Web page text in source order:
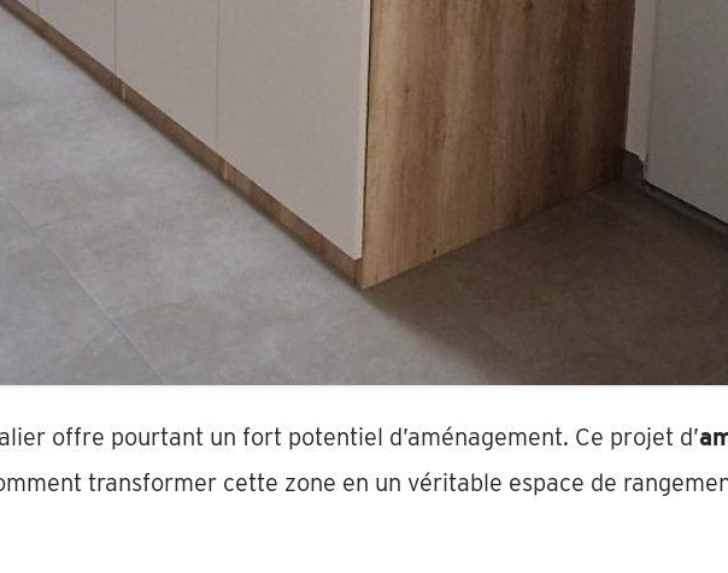
offre pourtant un fort potentiel d’aménagement. Ce projet d’
transformer cette zone en un véritable espace de